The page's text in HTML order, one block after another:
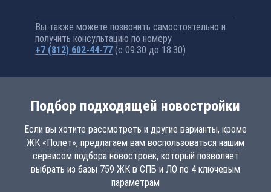
Вы также можете позвонить самостоятельно и
получить консультацию по номеру
+7 (812) 602-44-77 (с 09:30 до 18:30)
Подбор подходящей новостройки
Если вы хотите рассмотреть и другие варианты, кроме
ЖК «Полет», предлагаем вам воспользоваться нашим
сервисом подбора новостроек, который позволяет
выбрать из базы 759 ЖК в СПБ и ЛО по 4 ключевым
параметрам